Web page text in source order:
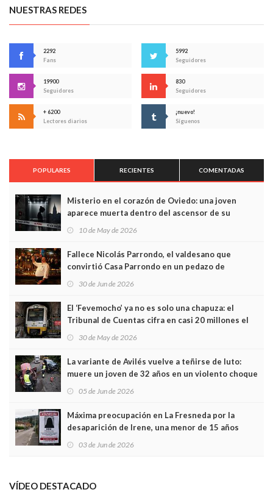
NUESTRAS REDES
2292
Fans
5992
Seguidores
19900
Seguidores
830
Seguidores
+ 6200
Lectores diarios
¡nuevo!
Síguenos
POPULARES RECIENTES COMENTADAS
Misterio en el corazón de Oviedo: una joven
aparece muerta dentro del ascensor de su
edificio y las cámaras captan sus últimos minutos
10 de May de 2026
Fallece Nicolás Parrondo, el valdesano que
convirtió Casa Parrondo en un pedazo de
Asturias en Madrid
30 de Jun de 2026
El ‘Fevemocho’ ya no es solo una chapuza: el
Tribunal de Cuentas cifra en casi 20 millones el
sobrecoste de los trenes que no cabían por los
30 de May de 2026
La variante de Avilés vuelve a teñirse de luto:
muere un joven de 32 años en un violento choque
frontal
05 de Jun de 2026
Máxima preocupación en La Fresneda por la
desaparición de Irene, una menor de 15 años
03 de Jun de 2026
VÍDEO DESTACADO